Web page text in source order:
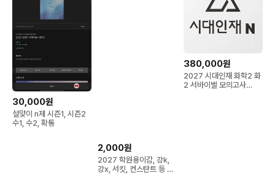
30,000원
설맞이 n제 시즌1, 시즌2
수1, 수2, 확통
2,000원
2027 학원용이감, 강k,
강x, 서킷, 컨스탄트 등 실
380,000원
2027 시대인재 화학2 화
2 서바이벌 모의고사